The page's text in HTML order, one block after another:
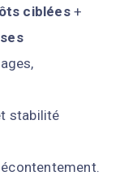
ciblées+
stabilité